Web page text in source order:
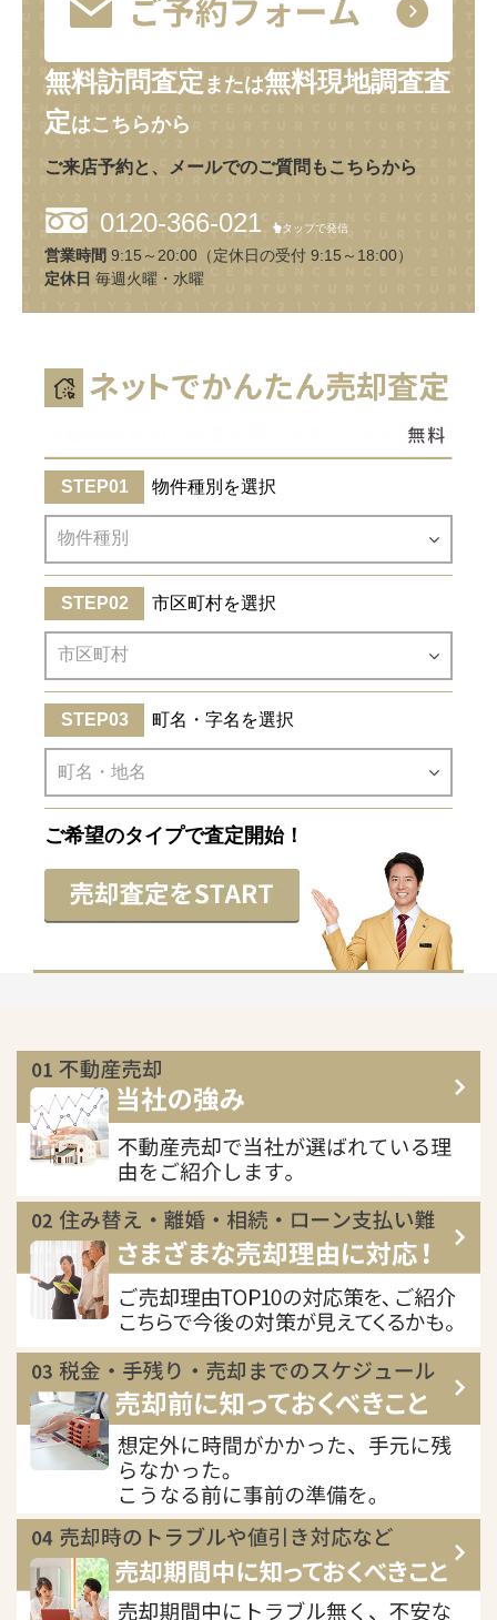
無料訪問査定 または無料現地調査査
定はこちらから
ご来店予約と、メールでのご質問もこちらから
0120-366-021 タップで発信
営業時間 9:15～20:00（定休日の受付 9:15～18:00）
定休日 毎週火曜・水曜
物件種別を選択
市区町村を選択
町名・字名を選択
ご希望のタイプで査定開始！